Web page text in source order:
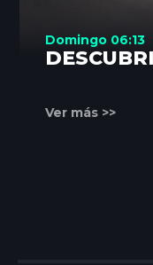
Domingo 06:13
Ver más >>